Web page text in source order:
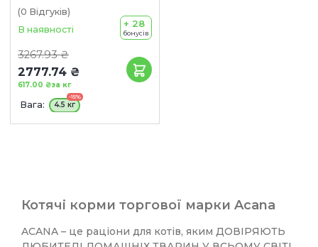
(0 Відгуків)
В наявності
3267.93 ₴
2777.74 ₴
за кг
617.00 ₴
+ 28
бонусів
Вага:
-15%
4.5 кг
Котячі корми торгової марки Acana
ACANA – це раціони для котів, яким ДОВІРЯЮТЬ